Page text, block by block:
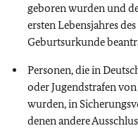
geboren wurden und
ersten Lebensjahres
Geburtsurkunde
Personen, die in
oder Jugendstrafen
wurden, in
denen andere